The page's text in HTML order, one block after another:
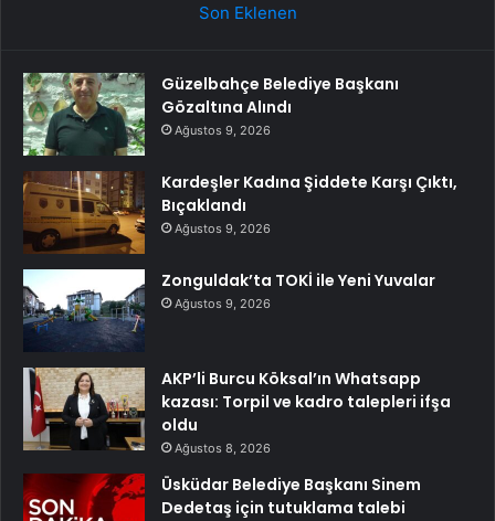
Son Eklenen
Güzelbahçe Belediye Başkanı
Gözaltına Alındı
Ağustos 9, 2026
Kardeşler Kadına Şiddete Karşı Çıktı,
Bıçaklandı
Ağustos 9, 2026
Zonguldak’ta TOKİ ile Yeni Yuvalar
Ağustos 9, 2026
AKP’li Burcu Köksal’ın Whatsapp
kazası: Torpil ve kadro talepleri ifşa
oldu
Ağustos 8, 2026
Üsküdar Belediye Başkanı Sinem
Dedetaş için tutuklama talebi